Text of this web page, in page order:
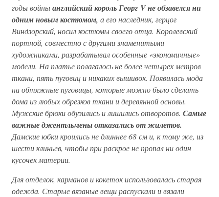
годы войныанглийский король Георг V не обзавелся ни
одним новым костюмом, а его наследник, герцог
Виндзорский, носил костюмы своего отца. Королевский
портной, совместно с другими знаменитыми
художниками, разрабатывал особенные «экономичные»
модели. На платье полагалось не более четырех метров
ткани, пять пуговиц и никаких вышивок. Появилась мода
на обтяжные пуговицы, которые можно было сделать
дома из любых обрезков ткани и деревянной основы.
Мужские брюки обузились и лишились отворотов. Самые
важные джентльмены отказались от жилетов.
Дамские юбки кроились не длиннее 68 см и, к тому же, из
шести клиньев, чтобы при раскрое не пропал ни один
кусочек материи.
Для отделок, карманов и кокеток использовалась старая
одежда. Старые вязаные вещи распускали и вязали